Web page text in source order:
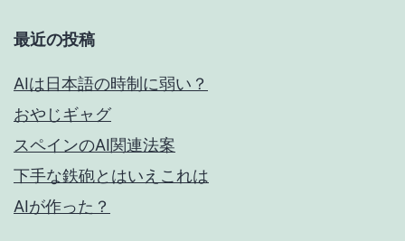
最近の投稿
AIは日本語の時制に弱い？
おやじギャグ
スペインのAI関連法案
下手な鉄砲とはいえこれは
AIが作った？